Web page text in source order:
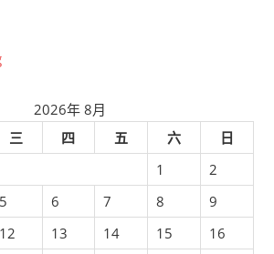
2026年 8月
三 四 五 六
日
1
2
5 6 7 8
9
12 13 14 15
16